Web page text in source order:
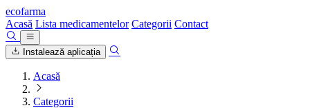
ecofarma
Acasă Lista medicamentelor Categorii Contact
Instalează aplicația
Acasă
Categorii